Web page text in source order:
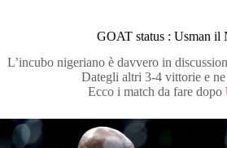
GOAT status : Usman il
L’incubo nigeriano è davvero in
Dategli altri 3-4 vittorie e
Ecco i match da fare dopo